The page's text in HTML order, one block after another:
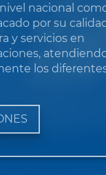
nacional
por su
y servicios en
los